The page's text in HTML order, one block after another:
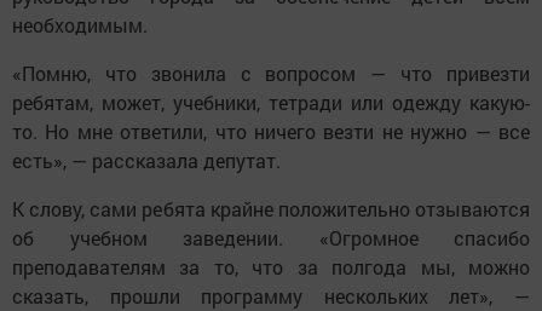
необходимым.
«Помню, что звонила с вопросом — что привезти
ребятам, может, учебники, тетради или одежду какую-
то. Но мне ответили, что ничего везти не нужно — все
есть», — рассказала депутат.
К слову, сами ребята крайне положительно отзываются
об учебном заведении. «Огромное спасибо
преподавателям за то, что за полгода мы, можно
сказать, прошли программу нескольких лет», —